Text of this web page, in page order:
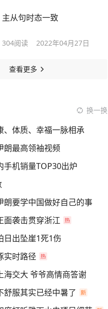
主从句时态一致
304阅读 2022年04月27日
查看更多
换一换
、体质、幸福一脉相承
朗最高领袖视频
手机销量TOP30出炉
朗要学中国做好自己的事
面袭击贯穿浙江
日出坠崖1死1伤
实时路径
海交大 爷爷高情商答谢
舒服其实已经中暑了